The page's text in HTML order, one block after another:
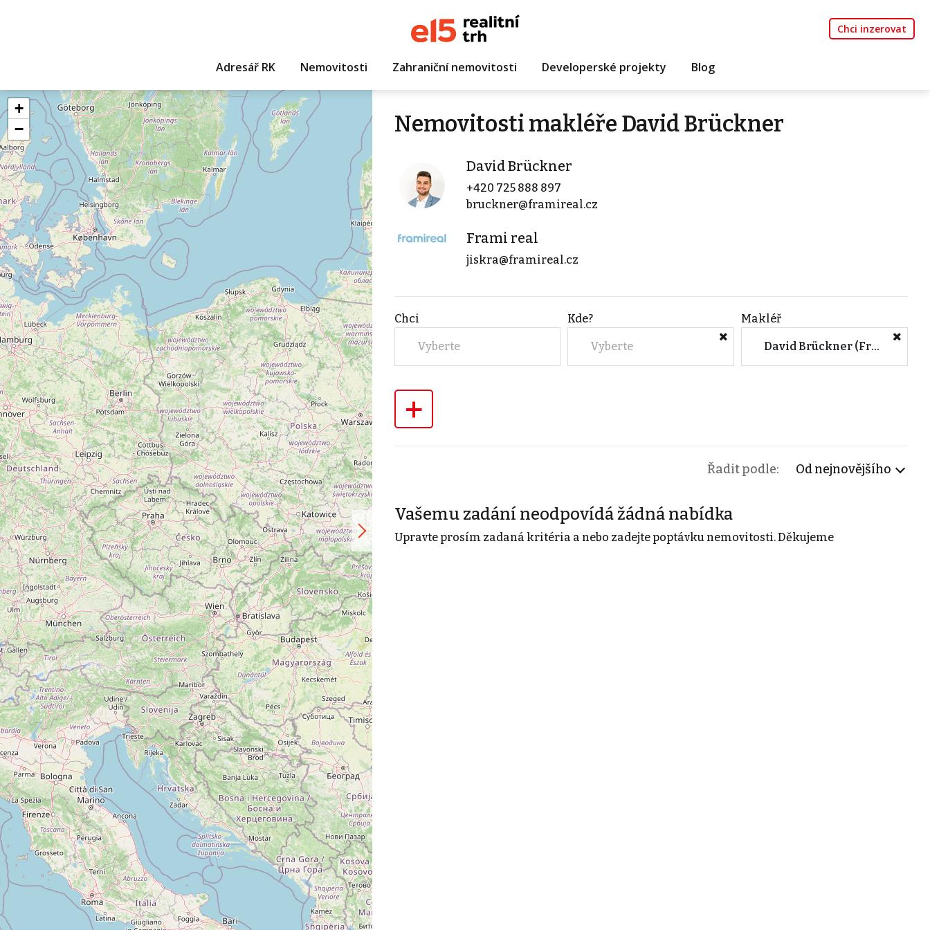
Chci inzerovat
Adresář RK Nemovitosti Zahraniční nemovitosti Developerské projekty Blog
+
−
Nemovitosti makléře David Brückner
David Brückner
+420 725 888 897
bruckner@framireal.cz
Frami real
jiskra@framireal.cz
Chci
Vyberte
Kde?
Vyberte
Makléř
David Brückner (Frami real)
+
Řadit podle: Od nejnovějšího
Vašemu zadání neodpovídá žádná nabídka
Upravte prosím zadaná kritéria a nebo zadejte poptávku nemovitosti. Děkujeme